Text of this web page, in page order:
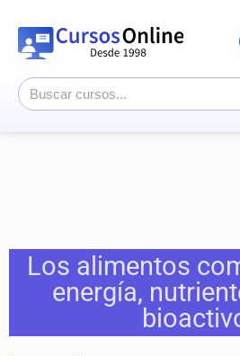
Los alimentos
energía,